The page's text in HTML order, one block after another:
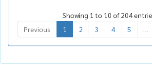
Showing 1 to 10 of 204
Previous
1 2 3 4 5